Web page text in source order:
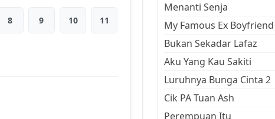
8 9 10 11
Menanti Senja
My Famous Ex Boyfriend
Bukan Sekadar Lafaz
Aku Yang Kau Sakiti
Luruhnya Bunga Cinta 2
Cik PA Tuan Ash
Perempuan Itu